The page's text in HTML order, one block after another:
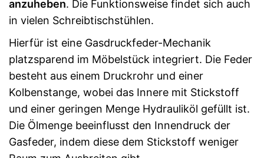
anzuheben. Die Funktionsweise findet sich auch
in vielen Schreibtischstühlen.
Hierfür ist eine Gasdruckfeder-Mechanik
platzsparend im Möbelstück integriert. Die Feder
besteht aus einem Druckrohr und einer
Kolbenstange, wobei das Innere mit Stickstoff
und einer geringen Menge Hydrauliköl gefüllt ist.
Die Ölmenge beeinflusst den Innendruck der
Gasfeder, indem diese dem Stickstoff weniger